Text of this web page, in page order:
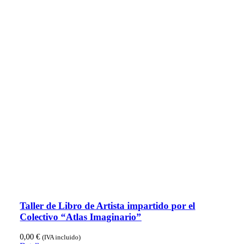
Taller de Libro de Artista impartido por el
Colectivo “Atlas Imaginario”
0,00€ (IVA incluido)